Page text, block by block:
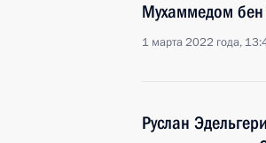
Мухаммедом
1 марта 2022 года,
Руслан